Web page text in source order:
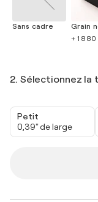
Sans cadre
Grain
+ 1 880
2. Sélectionnez la
Petit
0,39" de large